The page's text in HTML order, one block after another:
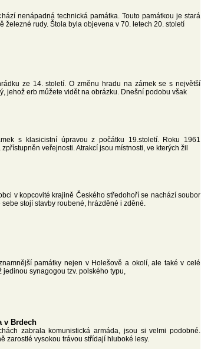
nenápadná technická památka. Touto památkou je stará
železné rudy. Štola byla objevena v 70. letech 20. století
ze 14. století. O změnu hradu na zámek se s největší
jehož erb můžete vidět na obrázku. Dnešní podobu však
s klasicistní úpravou z počátku 19.století. Roku 1961
veřejnosti. Atrakcí jsou místnosti, ve kterých žil
v kopcovité krajině Českého středohoří se nachází soubor
stojí stavby roubené, hrázděné i zděné.
památky nejen v Holešově a okolí, ale také v celé
synagogou tzv. polského typu,
v Brdech
zabrala komunistická armáda, jsou si velmi podobné.
zarostlé vysokou trávou střídají hluboké lesy.